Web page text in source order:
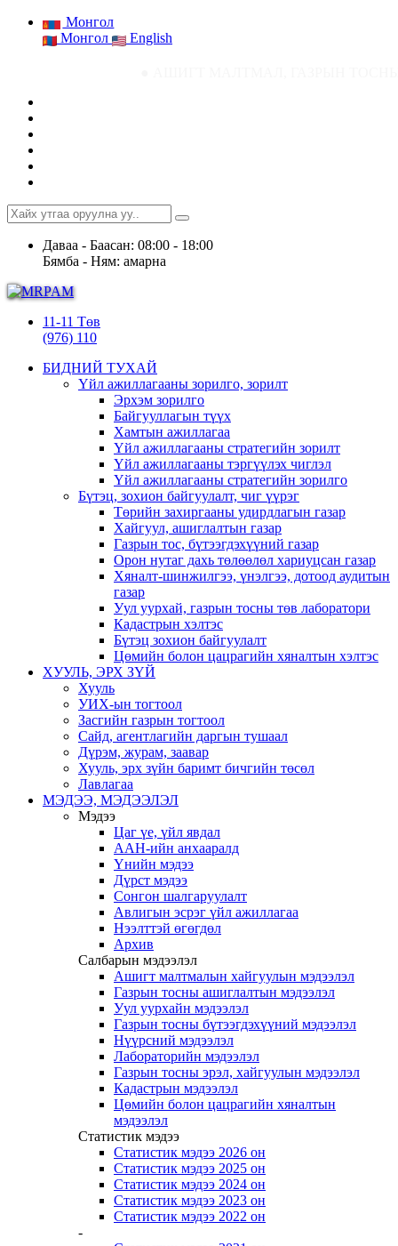
Монгол
Монгол
English
Даваа - Баасан: 08:00 - 18:00
Бямба - Ням: амарна
11-11 Төв
(976) 110
БИДНИЙ ТУХАЙ
Үйл ажиллагааны зорилго, зорилт
Эрхэм зорилго
Байгууллагын түүх
Хамтын ажиллагаа
Үйл ажиллагааны стратегийн зорилт
Үйл ажиллагааны тэргүүлэх чиглэл
Үйл ажиллагааны стратегийн зорилго
Бүтэц, зохион байгуулалт, чиг үүрэг
Төрийн захиргааны удирдлагын газар
Хайгуул, ашиглалтын газар
Газрын тос, бүтээгдэхүүний газар
Орон нутаг дахь төлөөлөл хариуцсан газар
Хяналт-шинжилгээ, үнэлгээ, дотоод аудитын
газар
Уул уурхай, газрын тосны төв лаборатори
Кадастрын хэлтэс
Бүтэц зохион байгуулалт
Цөмийн болон цацрагийн хяналтын хэлтэс
ХУУЛЬ, ЭРХ ЗҮЙ
Хууль
УИХ-ын тогтоол
Засгийн газрын тогтоол
Сайд, агентлагийн даргын тушаал
Дүрэм, журам, заавар
Хууль, эрх зүйн баримт бичгийн төсөл
Лавлагаа
МЭДЭЭ, МЭДЭЭЛЭЛ
Мэдээ
Цаг үе, үйл явдал
ААН-ийн анхааралд
Үнийн мэдээ
Дүрст мэдээ
Сонгон шалгаруулалт
Авлигын эсрэг үйл ажиллагаа
Нээлттэй өгөгдөл
Архив
Салбарын мэдээлэл
Ашигт малтмалын хайгуулын мэдээлэл
Газрын тосны ашиглалтын мэдээлэл
Уул уурхайн мэдээлэл
Газрын тосны бүтээгдэхүүний мэдээлэл
Нүүрсний мэдээлэл
Лабораторийн мэдээлэл
Газрын тосны эрэл, хайгуулын мэдээлэл
Кадастрын мэдээлэл
Цөмийн болон цацрагийн хяналтын
мэдээлэл
Статистик мэдээ
Статистик мэдээ 2026 он
Статистик мэдээ 2025 он
Статистик мэдээ 2024 он
Статистик мэдээ 2023 он
Статистик мэдээ 2022 он
-